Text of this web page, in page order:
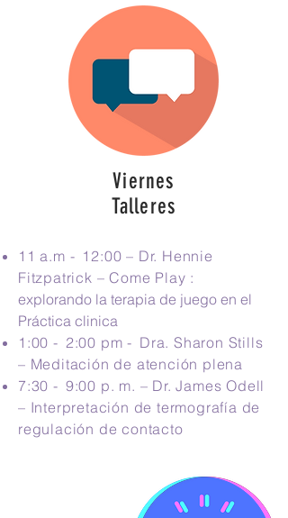
Viernes
Talleres
11 a.m - 12:00 – Dr. Hennie
Fitzpatrick – Come Play :
explorando la terapia de juego en el
Práctica clinica
1:00 - 2:00 pm - Dra. Sharon Stills
– Meditación de atención plena
7:30 - 9:00 p. m. – Dr. James Odell
– Interpretación de termografía de
regulación de contacto